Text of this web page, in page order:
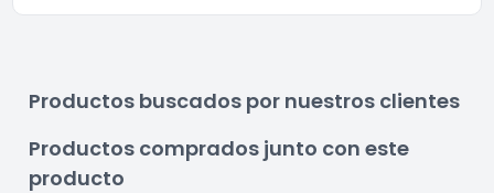
Productos buscados por nuestros clientes
Productos comprados junto con este
producto